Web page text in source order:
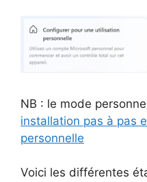
NB : le mode
installation pas à pas
personnelle
Voici les différentes